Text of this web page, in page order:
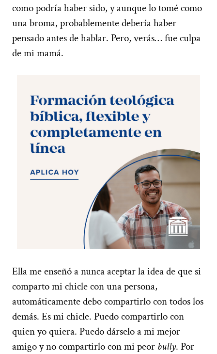
como podría haber sido, y aunque lo tomé como
una broma, probablemente debería haber
pensado antes de hablar. Pero, verás… fue culpa
de mi mamá.
Ella me enseñó a nunca aceptar la idea de que si
comparto mi chicle con una persona,
automáticamente debo compartirlo con todos los
demás. Es mi chicle. Puedo compartirlo con
quien yo quiera. Puedo dárselo a mi mejor
amigo y no compartirlo con mi peor bully. Por